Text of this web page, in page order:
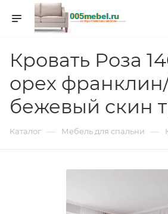
Кровать Роза
орех
бежевый скин
Каталог — Мебель для спальни —